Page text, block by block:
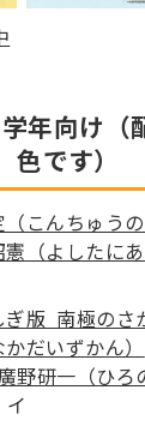
年向け（
色です）
こんちゅう
（よしたにあ
ぎ版 南極のさ
だいずかん）
廣野研一（ひろ